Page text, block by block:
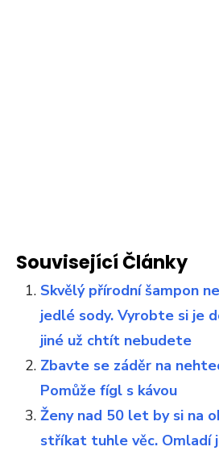
Související Články
Skvělý přírodní šampon
jedlé sody. Vyrobte si je
jiné už chtít nebudete
Zbavte se záděr na
Pomůže fígl s kávou
Ženy nad 50 let by si na
stříkat tuhle věc. Omladí